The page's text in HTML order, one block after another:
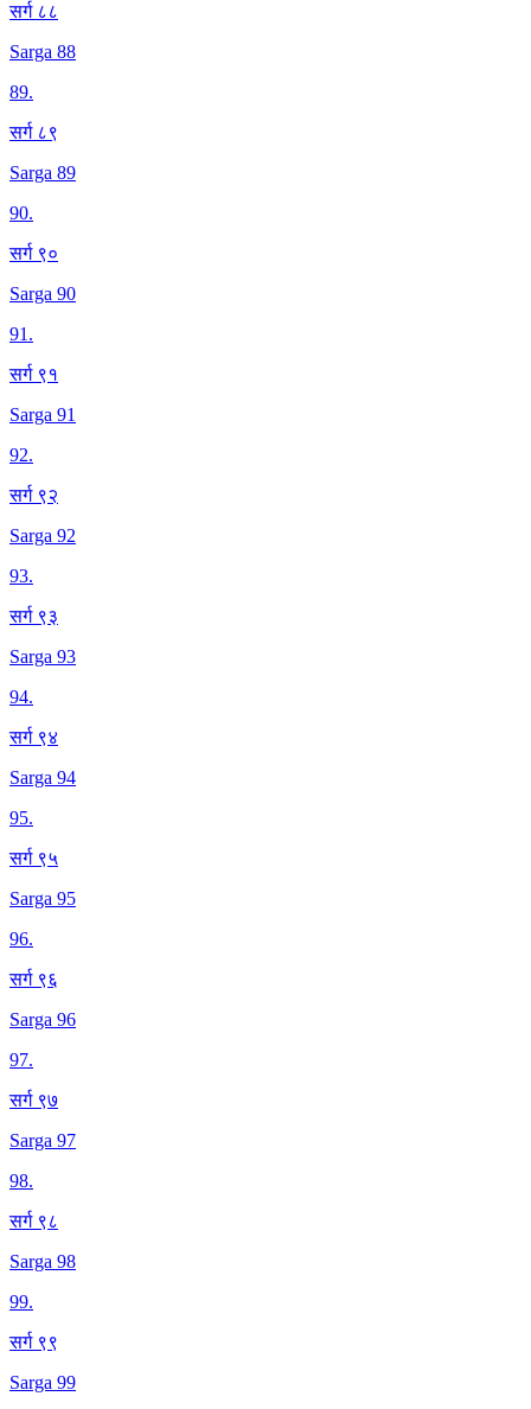
सर्ग ८८
Sarga 88
89.
सर्ग ८९
Sarga 89
90.
सर्ग ९०
Sarga 90
91.
सर्ग ९१
Sarga 91
92.
सर्ग ९२
Sarga 92
93.
सर्ग ९३
Sarga 93
94.
सर्ग ९४
Sarga 94
95.
सर्ग ९५
Sarga 95
96.
सर्ग ९६
Sarga 96
97.
सर्ग ९७
Sarga 97
98.
सर्ग ९८
Sarga 98
99.
सर्ग ९९
Sarga 99